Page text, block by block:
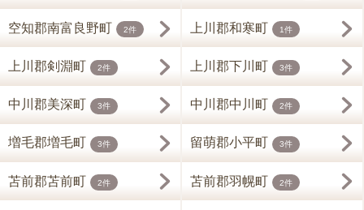
空知郡南富良野町 2件 上川郡和寒町 1件
上川郡剣淵町 2件 上川郡下川町 3件
中川郡美深町 3件 中川郡中川町 2件
増毛郡増毛町 3件 留萌郡小平町 3件
苫前郡苫前町 2件 苫前郡羽幌町 2件